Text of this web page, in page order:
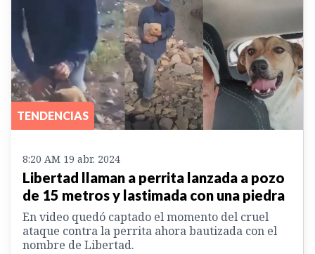
TENDENCIAS
8:20 AM 19 abr. 2024
Libertad llaman a perrita lanzada a pozo
de 15 metros y lastimada con una piedra
En video quedó captado el momento del cruel
ataque contra la perrita ahora bautizada con el
nombre de Libertad.